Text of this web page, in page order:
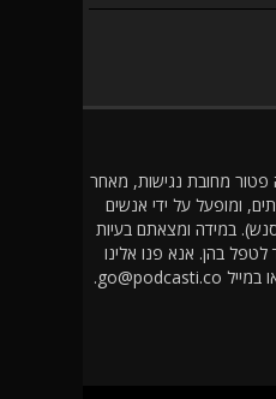
פטור מחובת נגישות, מאחר
ומופעל על ידי אנשים
סנש). במידה ומצאתם בעיות
בהן. אנא פנו אלינו